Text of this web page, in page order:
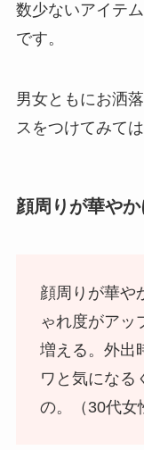
数少ないアイテ
です。
男女ともにお洒
スをつけてみて
顔周りが華やか
顔周りが華や
ゃれ度がアッ
増える。外出
ワと気になる
の。（30代女